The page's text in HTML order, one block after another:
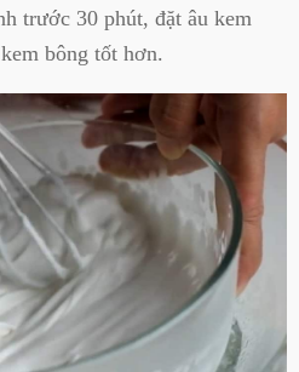
trước 30 phút, đặt âu kem
bông tốt hơn.